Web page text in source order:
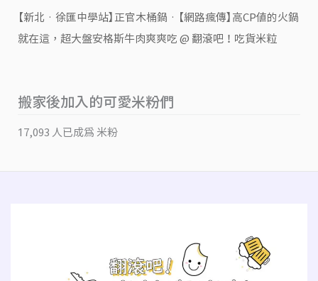
【新北‧徐匯中學站】正官木桶鍋‧【網路瘋傳】高CP值的火鍋
就在這，超大盤安格斯牛肉爽爽吃 @ 翻滾吧！吃貨米粒
搬家後加入的可愛米粉們
17,093 人已成為 米粉